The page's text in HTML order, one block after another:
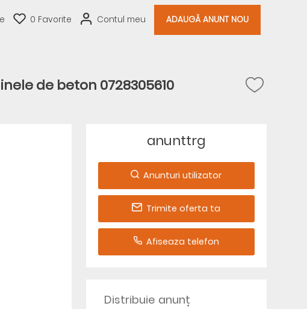
0 Favorite Contul meu ADAUGĂ ANUNT NOU
de beton 0728305610
anunttrg
Anunturi utilizator
Trimite oferta ta
Afiseaza telefon
Distribuie anunț